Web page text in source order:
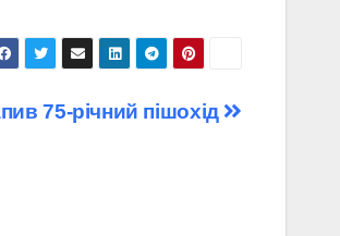
75-річний пішохід